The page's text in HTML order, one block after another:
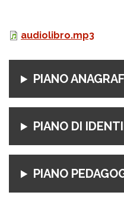
audiolibro.mp3
PIANO
PIANO DI
PIANO